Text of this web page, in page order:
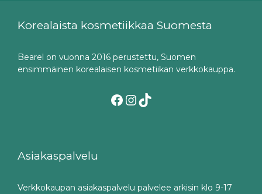
Korealaista kosmetiikkaa Suomesta
Bearel on vuonna 2016 perustettu, Suomen
ensimmäinen korealaisen kosmetiikan verkkokauppa.
Facebook
Instagram
TikTok
Asiakaspalvelu
Verkkokaupan asiakaspalvelu palvelee arkisin klo 9-17